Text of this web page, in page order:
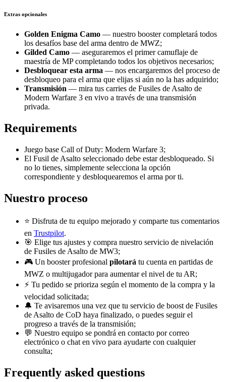
Extras opcionales
Golden Enigma Camo — nuestro booster completará todos
los desafíos base del arma dentro de MWZ;
Gilded Camo — aseguraremos el primer camuflaje de
maestría de MP completando todos los objetivos necesarios;
Desbloquear esta arma — nos encargaremos del proceso de
desbloqueo para el arma que elijas si aún no la has adquirido;
Transmisión — mira tus carries de Fusiles de Asalto de
Modern Warfare 3 en vivo a través de una transmisión
privada.
Requirements
Juego base Call of Duty: Modern Warfare 3;
El Fusil de Asalto seleccionado debe estar desbloqueado. Si
no lo tienes, simplemente selecciona la opción
correspondiente y desbloquearemos el arma por ti.
Nuestro proceso
⭐ Disfruta de tu equipo mejorado y comparte tus comentarios
en Trustpilot.
🎯 Elige tus ajustes y compra nuestro servicio de nivelación
de Fusiles de Asalto de MW3;
🎮 Un booster profesional pilotará tu cuenta en partidas de
MWZ o multijugador para aumentar el nivel de tu AR;
⚡ Tu pedido se prioriza según el momento de la compra y la
velocidad solicitada;
🔔 Te avisaremos una vez que tu servicio de boost de Fusiles
de Asalto de CoD haya finalizado, o puedes seguir el
progreso a través de la transmisión;
💬 Nuestro equipo se pondrá en contacto por correo
electrónico o chat en vivo para ayudarte con cualquier
consulta;
Frequently asked questions